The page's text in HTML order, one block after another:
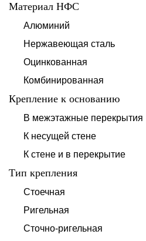
Материал НФС
Алюминий
Нержавеющая сталь
Оцинкованная
Комбинированная
Крепление к основанию
В межэтажные перекрытия
К несущей стене
К стене и в перекрытие
Тип крепления
Стоечная
Ригельная
Сточно-ригельная